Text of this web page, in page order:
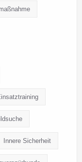
Innere Sicherheit